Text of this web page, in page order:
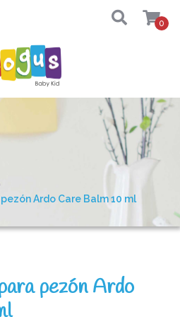
0
Ardo Care Balm 10 ml
pezón Ardo